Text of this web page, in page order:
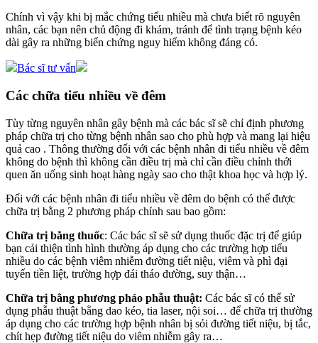
Chính vì vậy khi bị mắc chứng tiểu nhiều mà chưa biết rõ nguyên
nhân, các bạn nên chủ động đi khám, tránh để tình trạng bệnh kéo
dài gây ra những biến chứng nguy hiểm không đáng có.
Bác sĩ tư vấn
Các chữa tiểu nhiều về đêm
Tùy từng nguyên nhân gây bệnh mà các bác sĩ sẽ chỉ định phương
pháp chữa trị cho từng bệnh nhân sao cho phù hợp và mang lại hiệu
quả cao . Thông thường đối với các bệnh nhân đi tiểu nhiều về đêm
không do bệnh thì không cần điều trị mà chỉ cần điều chỉnh thới
quen ăn uống sinh hoạt hàng ngày sao cho thật khoa học và hợp lý.
Đối với các bệnh nhân đi tiểu nhiều về đêm do bệnh có thể được
chữa trị bằng 2 phương pháp chính sau bao gồm:
Chữa trị bằng thuốc: Các bác sĩ sẽ sử dụng thuốc đặc trị để giúp
bạn cải thiện tình hình thường áp dụng cho các trường hợp tiểu
nhiều do các bệnh viêm nhiễm đường tiết niệu, viêm và phì đại
tuyến tiền liệt, trường hợp đái tháo đường, suy thận…
Chữa trị bằng phương pháo phẫu thuật: Các bác sĩ có thể sử
dụng phẫu thuật bằng dao kéo, tia laser, nội soi… để chữa trị thường
áp dụng cho các trường hợp bệnh nhân bị sỏi đường tiết niệu, bị tắc,
chít hẹp đường tiết niệu do viêm nhiễm gây ra…